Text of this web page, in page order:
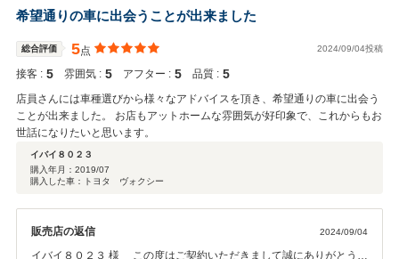
力してまいります。 もし何かお困りごとがございましたらお気軽にご
連絡ください。今後ともどうぞよろしくお願いいたします。
希望通りの車に出会うことが出来ました
総合評価 5点 2024/09/04投稿
接客 : 5 雰囲気 : 5 アフター : 5 品質 : 5
店員さんには車種選びから様々なアドバイスを頂き、希望通りの車に出会う
ことが出来ました。 お店もアットホームな雰囲気が好印象で、これからもお
世話になりたいと思います。
イバイ８０２３
購入年月： 2019/07
購入した車：トヨタ ヴォクシー
販売店の返信 2024/09/04
イバイ８０２３ 様 この度はご契約いただきまして誠にありがとうご